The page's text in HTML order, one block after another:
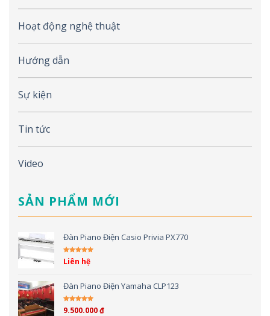
Hoạt động nghệ thuật
Hướng dẫn
Sự kiện
Tin tức
Video
SẢN PHẨM MỚI
Đàn Piano Điện Casio Privia PX770
Được xếp hạng
Liên hệ
Đàn Piano Điện Yamaha CLP123
Được xếp hạng
9.500.000₫